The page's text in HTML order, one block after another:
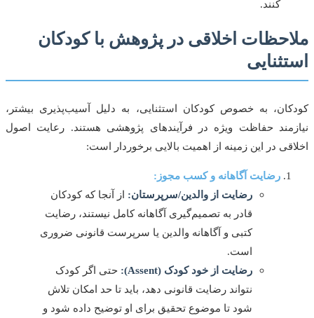
اخلاقی در پژوهش با کودکان
به خصوص کودکان استثنایی، به دلیل آسیب‌پذیری بیشتر،
حفاظت ویژه در فرآیندهای پژوهشی هستند. رعایت اصول
در این زمینه از اهمیت بالایی برخوردار است:
رضایت آگاهانه و کسب مجوز:
رضایت از والدین/سرپرستان:از آنجا که کودکان
قادر به تصمیم‌گیری آگاهانه کامل نیستند، رضایت
کتبی و آگاهانه والدین یا سرپرست قانونی ضروری
است.
رضایت از خود کودک (Assent):
حتی اگر کودک
نتواند رضایت قانونی دهد، باید تا حد امکان تلاش
شود تا موضوع تحقیق برای او توضیح داده شود و